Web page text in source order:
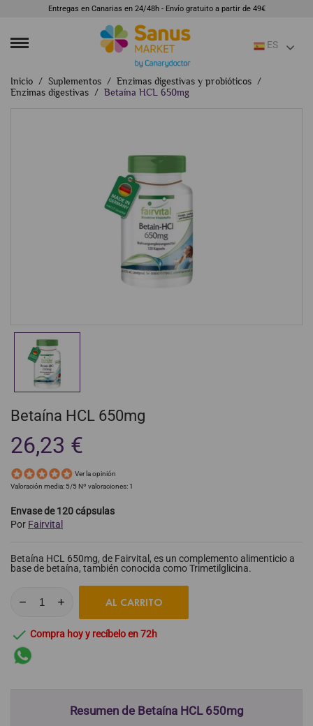
Entregas en Canarias en 24/48h - Envío gratuito a partir de 49€
ES
Inicio Suplementos
Enzimas digestivas y probióticos
Enzimas digestivas
Betaína HCL 650mg
Betaína HCL 650mg
26,23 €
Ver la opinión
Valoración media: 5/5 Nº valoraciones: 1
Envase de 120 cápsulas
Por Fairvital
Betaína HCL 650mg, de Fairvital, es un complemento alimenticio a
base de betaína, también conocida como Trimetilglicina.
AL CARRITO
 Compra hoy y recíbelo en 72h
Resumen de Betaína HCL 650mg